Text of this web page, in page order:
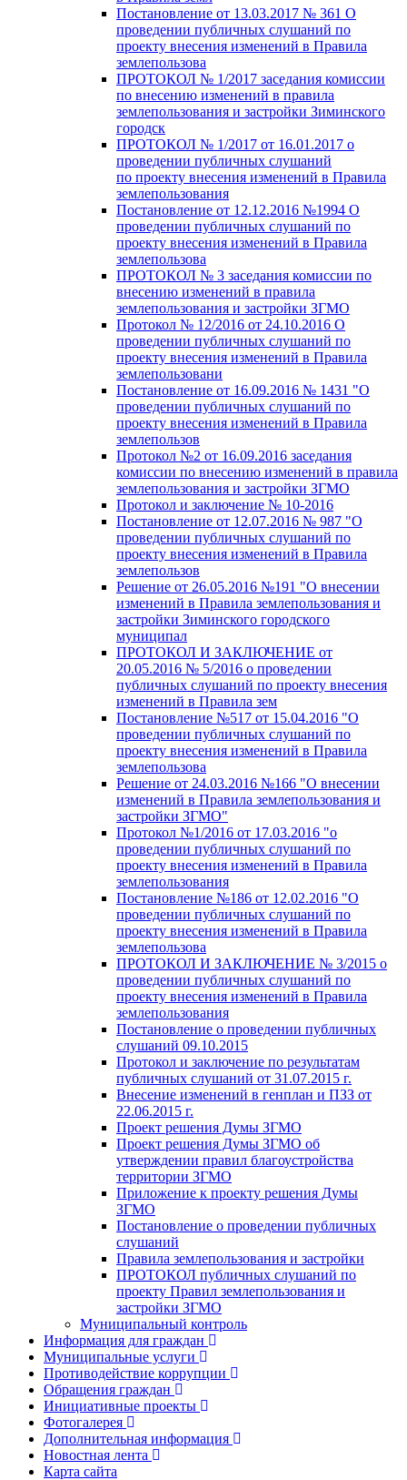
Постановление от 13.03.2017 № 361 О
проведении публичных слушаний по
проекту внесения изменений в Правила
землепользова
ПРОТОКОЛ № 1/2017 заседания комиссии
по внесению изменений в правила
землепользования и застройки Зиминского
городск
ПРОТОКОЛ № 1/2017 от 16.01.2017 о
проведении публичных слушаний
по проекту внесения изменений в Правила
землепользования
Постановление от 12.12.2016 №1994 О
проведении публичных слушаний по
проекту внесения изменений в Правила
землепользова
ПРОТОКОЛ № 3 заседания комиссии по
внесению изменений в правила
землепользования и застройки ЗГМО
Протокол № 12/2016 от 24.10.2016 О
проведении публичных слушаний по
проекту внесения изменений в Правила
землепользовани
Постановление от 16.09.2016 № 1431 "О
проведении публичных слушаний по
проекту внесения изменений в Правила
землепользов
Протокол №2 от 16.09.2016 заседания
комиссии по внесению изменений в правила
землепользования и застройки ЗГМО
Протокол и заключение № 10-2016
Постановление от 12.07.2016 № 987 "О
проведении публичных слушаний по
проекту внесения изменений в Правила
землепользов
Решение от 26.05.2016 №191 "О внесении
изменений в Правила землепользования и
застройки Зиминского городского
муниципал
ПРОТОКОЛ И ЗАКЛЮЧЕНИЕ от
20.05.2016 № 5/2016 о проведении
публичных слушаний по проекту внесения
изменений в Правила зем
Постановление №517 от 15.04.2016 "О
проведении публичных слушаний по
проекту внесения изменений в Правила
землепользова
Решение от 24.03.2016 №166 "О внесении
изменений в Правила землепользования и
застройки ЗГМО"
Протокол №1/2016 от 17.03.2016 "о
проведении публичных слушаний по
проекту внесения изменений в Правила
землепользования
Постановление №186 от 12.02.2016 "О
проведении публичных слушаний по
проекту внесения изменений в Правила
землепользова
ПРОТОКОЛ И ЗАКЛЮЧЕНИЕ № 3/2015 о
проведении публичных слушаний по
проекту внесения изменений в Правила
землепользования
Постановление о проведении публичных
слушаний 09.10.2015
Протокол и заключение по результатам
публичных слушаний от 31.07.2015 г.
Внесение изменений в генплан и ПЗЗ от
22.06.2015 г.
Проект решения Думы ЗГМО
Проект решения Думы ЗГМО об
утверждении правил благоустройства
территории ЗГМО
Приложение к проекту решения Думы
ЗГМО
Постановление о проведении публичных
слушаний
Правила землепользования и застройки
ПРОТОКОЛ публичных слушаний по
проекту Правил землепользования и
застройки ЗГМО
Муниципальный контроль
Информация для граждан
Муниципальные услуги
Противодействие коррупции
Обращения граждан
Инициативные проекты
Фотогалерея
Дополнительная информация
Новостная лента
Карта сайта